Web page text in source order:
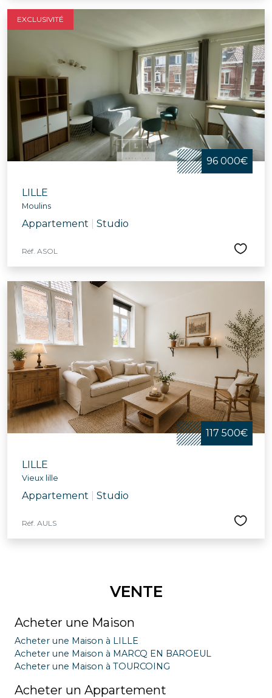
EXCLUSIVITÉ
96 000€
LILLE
Moulins
Appartement Studio
Réf. ASOL
117 500€
LILLE
Vieux lille
Appartement Studio
Réf. AULS
VENTE
Acheter une Maison
Acheter une Maison à LILLE
Acheter une Maison à MARCQ EN BAROEUL
Acheter une Maison à TOURCOING
Acheter un Appartement